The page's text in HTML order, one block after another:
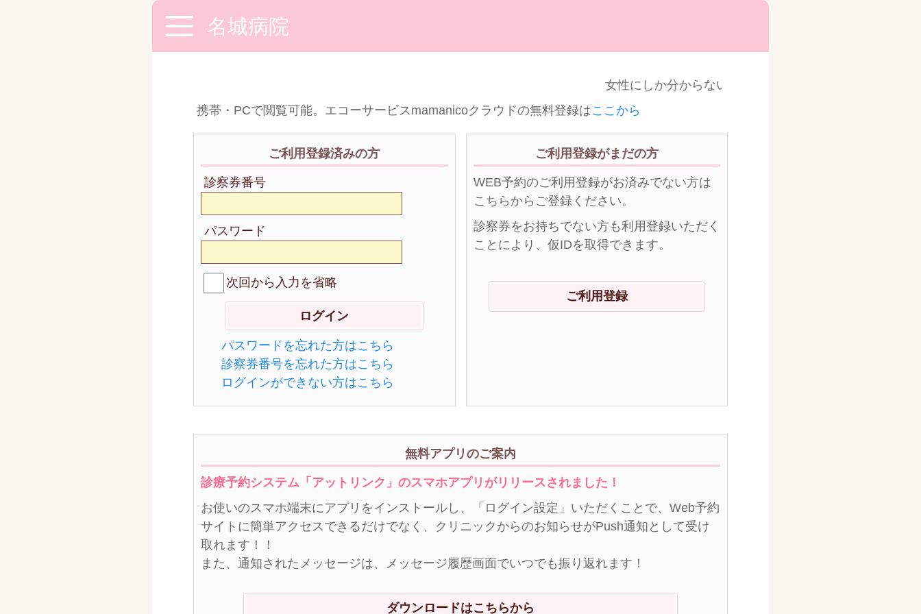
名城病院
女性にしか分からない出産、育児についての心の不安や
携帯・PCで閲覧可能。エコーサービスmamanicoクラウドの無料登録はここから
ご利用登録済みの方
診察券番号
パスワード
次回から入力を省略
パスワードを忘れた方はこちら
診察券番号を忘れた方はこちら
ログインができない方はこちら
ご利用登録がまだの方
WEB予約のご利用登録がお済みでない方は
こちらからご登録ください。
診察券をお持ちでない方も利用登録いただく
ことにより、仮IDを取得できます。
ご利用登録
無料アプリのご案内
診療予約システム「アットリンク」のスマホアプリがリリースされました！
お使いのスマホ端末にアプリをインストールし、「ログイン設定」いただくことで、Web予約
サイトに簡単アクセスできるだけでなく、クリニックからのお知らせがPush通知として受け
取れます！！
また、通知されたメッセージは、メッセージ履歴画面でいつでも振り返れます！
ダウンロードはこちらから